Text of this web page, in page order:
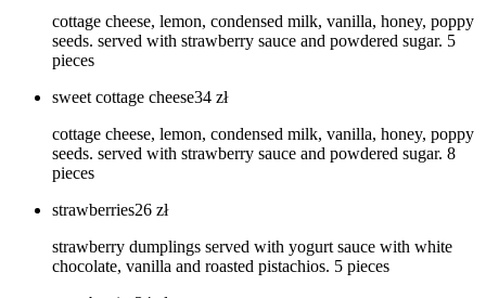
cottage cheese, lemon, condensed milk, vanilla, honey, poppy
seeds. served with strawberry sauce and powdered sugar. 5
pieces
sweet cottage cheese34 zł
cottage cheese, lemon, condensed milk, vanilla, honey, poppy
seeds. served with strawberry sauce and powdered sugar. 8
pieces
strawberries26 zł
strawberry dumplings served with yogurt sauce with white
chocolate, vanilla and roasted pistachios. 5 pieces